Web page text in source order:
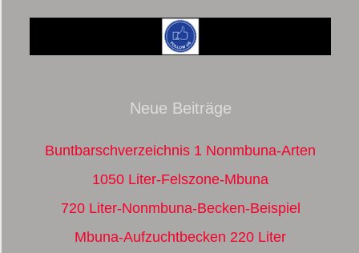
Neue Beiträge
Buntbarschverzeichnis 1 Nonmbuna-Arten
1050 Liter-Felszone-Mbuna
720 Liter-Nonmbuna-Becken-Beispiel
Mbuna-Aufzuchtbecken 220 Liter